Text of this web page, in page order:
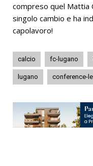
compreso quel Mattia
singolo cambio e ha
capolavoro!
calcio fc-lugano
lugano conference-